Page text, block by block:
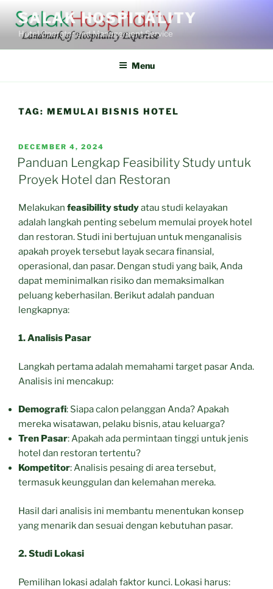
content
SALAK HOSPITALITY
Hotel Operator and Management Service
Menu
TAG: MEMULAI BISNIS HOTEL
POSTED
ON
DECEMBER 4, 2024
Panduan Lengkap Feasibility Study untuk
Proyek Hotel dan Restoran
Melakukan feasibility studyatau studi kelayakan
adalah langkah penting sebelum memulai proyek hotel
dan restoran. Studi ini bertujuan untuk menganalisis
apakah proyek tersebut layak secara finansial,
operasional, dan pasar. Dengan studi yang baik, Anda
dapat meminimalkan risiko dan memaksimalkan
peluang keberhasilan. Berikut adalah panduan
lengkapnya:
1. Analisis Pasar
Langkah pertama adalah memahami target pasar Anda.
Analisis ini mencakup:
Demografi: Siapa calon pelanggan Anda? Apakah
mereka wisatawan, pelaku bisnis, atau keluarga?
Tren Pasar: Apakah ada permintaan tinggi untuk jenis
hotel dan restoran tertentu?
Kompetitor: Analisis pesaing di area tersebut,
termasuk keunggulan dan kelemahan mereka.
Hasil dari analisis ini membantu menentukan konsep
yang menarik dan sesuai dengan kebutuhan pasar.
2. Studi Lokasi
Pemilihan lokasi adalah faktor kunci. Lokasi harus: